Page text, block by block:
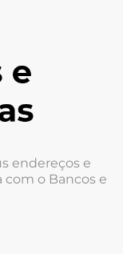
endereços e
o Bancos e